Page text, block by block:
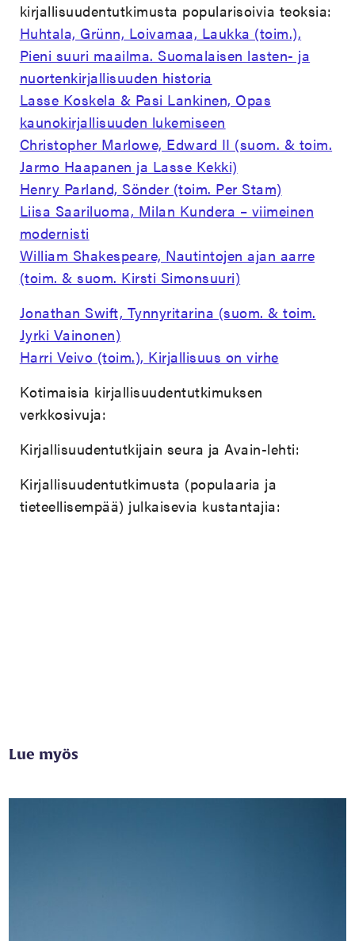
kirjallisuudentutkimusta popularisoivia teoksia:
Huhtala, Grünn, Loivamaa, Laukka (toim.),
Pieni suuri maailma. Suomalaisen lasten- ja
nuortenkirjallisuuden historia
Lasse Koskela & Pasi Lankinen, Opas
kaunokirjallisuuden lukemiseen
Christopher Marlowe, Edward II (suom. & toim.
Jarmo Haapanen ja Lasse Kekki)
Henry Parland, Sönder (toim. Per Stam)
Liisa Saariluoma, Milan Kundera – viimeinen
modernisti
William Shakespeare, Nautintojen ajan aarre
(toim. & suom. Kirsti Simonsuuri)
Jonathan Swift, Tynnyritarina (suom. & toim.
Jyrki Vainonen)
Harri Veivo (toim.), Kirjallisuus on virhe
Kotimaisia kirjallisuudentutkimuksen
verkkosivuja:
Kirjallisuudentutkijain seura ja Avain-lehti:
Kirjallisuudentutkimusta (populaaria ja
tieteellisempää) julkaisevia kustantajia:
Lue myös